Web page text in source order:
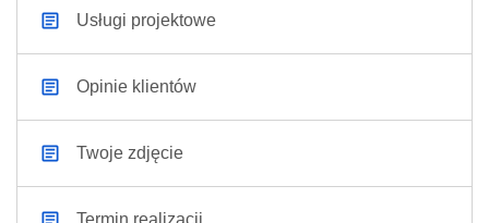
Usługi projektowe
Opinie klientów
Twoje zdjęcie
Termin realizacji